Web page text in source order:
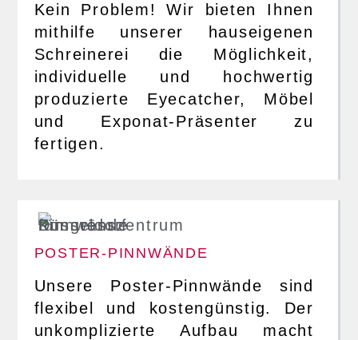
Kein Problem! Wir bieten Ihnen
mithilfe unserer hauseigenen
Schreinerei die Möglichkeit,
individuelle und hochwertig
produzierte Eyecatcher, Möbel
und Exponat-Präsenter zu
fertigen.
POSTER-PINNWÄNDE
Unsere Poster-Pinnwände sind
flexibel und kostengünstig. Der
unkomplizierte Aufbau macht